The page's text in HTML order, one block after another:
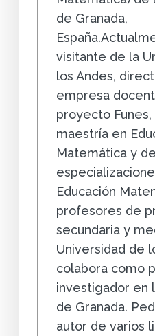
de Granada,
visitante de la
los Andes,
empresa
proyecto
maestría en
Matemática y
Educación
profesores de
secundaria y
Universidad de
colabora como
investigador en
de Granada.
autor de varios